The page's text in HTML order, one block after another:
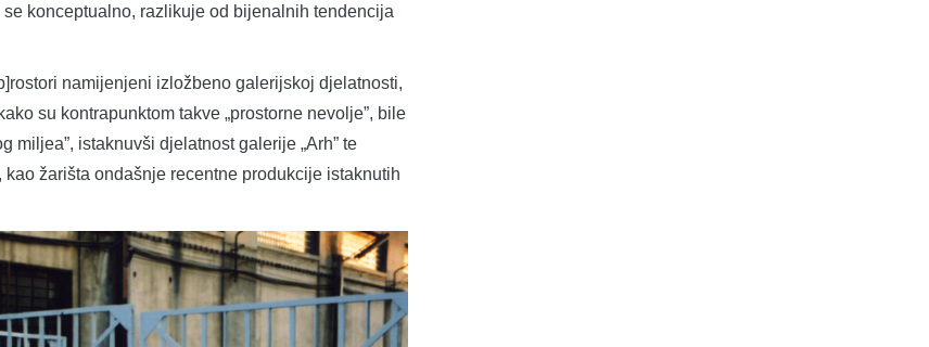
se konceptualno, razlikuje od bijenalnih tendencija
namijenjeni izložbeno galerijskoj djelatnosti,
su kontrapunktom takve „prostorne nevolje”, bile
miljea”, istaknuvši djelatnost galerije „Arh” te
žarišta ondašnje recentne produkcije istaknutih